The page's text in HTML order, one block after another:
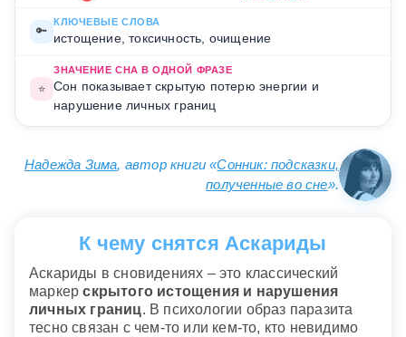
🔑
КЛЮЧЕВЫЕ СЛОВА
истощение, токсичность, очищение
⭐
ЗНАЧЕНИЕ СНА В ОДНОЙ ФРАЗЕ
Сон показывает скрытую потерю энергии и
нарушение личных границ
Надежда Зима, автор книги «Сонник: подсказки,
полученные во сне».
К чему снятся Аскариды
Аскариды в сновидениях – это классический
маркерскрытого истощения и нарушения
личных границ. В психологии образ паразита
тесно связан с чем-то или кем-то, кто невидимо